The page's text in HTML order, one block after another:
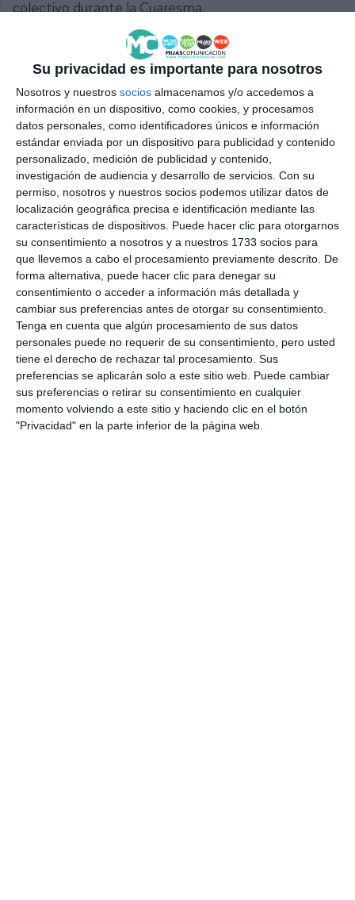
Su privacidad es importante para nosotros
Nosotros y nuestros socios almacenamos y/o accedemos a
información en un dispositivo, como cookies, y procesamos
datos personales, como identificadores únicos e información
estándar enviada por un dispositivo para publicidad y contenido
personalizado, medición de publicidad y contenido,
investigación de audiencia y desarrollo de servicios. Con su
permiso, nosotros y nuestros socios podemos utilizar datos de
localización geográfica precisa e identificación mediante las
características de dispositivos. Puede hacer clic para otorgarnos
su consentimiento a nosotros y a nuestros 1733 socios para
que llevemos a cabo el procesamiento previamente descrito. De
forma alternativa, puede hacer clic para denegar su
consentimiento o acceder a información más detallada y
cambiar sus preferencias antes de otorgar su consentimiento.
Tenga en cuenta que algún procesamiento de sus datos
personales puede no requerir de su consentimiento, pero usted
tiene el derecho de rechazar tal procesamiento. Sus
preferencias se aplicarán solo a este sitio web. Puede cambiar
sus preferencias o retirar su consentimiento en cualquier
momento volviendo a este sitio y haciendo clic en el botón
"Privacidad" en la parte inferior de la página web.
colectivo durante la Cuaresma.
Porque este acto solemne no solo reafirma el
compromiso de la Hermandad del Santo Cristo de la
Paz y la Virgen de la Soledad con la historia y la fe,
sino que también marca la renovación de las
tradiciones que enriquecen la Semana Santa de
Mijas. Con un enfoque en la integración de nuevas
generaciones y el cuidado del patrimonio, la
hermandad continúa siendo un pilar esencial en la
vida religiosa y cultural del municipio.